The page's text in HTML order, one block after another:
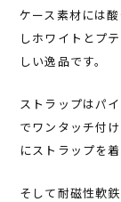
ケース素材には
しホワイトとプ
しい逸品です。
ストラップはパ
でワンタッチ付
にストラップを着
そして耐磁性軟